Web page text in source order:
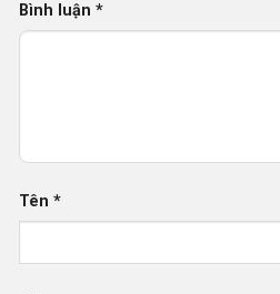
Bình luận *
Tên *